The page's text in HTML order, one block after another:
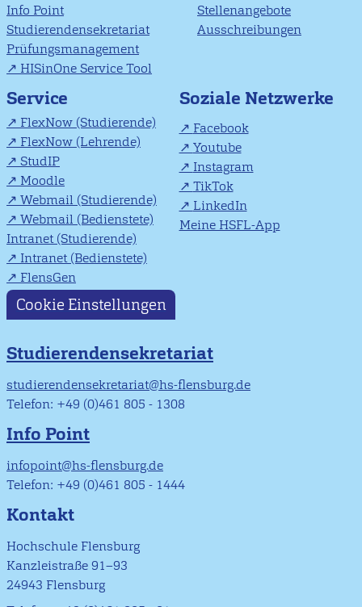
Info Point
Studierendensekretariat
Prüfungsmanagement
HISinOne Service Tool
Stellenangebote
Ausschreibungen
Service
FlexNow (Studierende)
FlexNow (Lehrende)
StudIP
Moodle
Webmail (Studierende)
Webmail (Bedienstete)
Intranet (Studierende)
Intranet (Bedienstete)
FlensGen
Soziale Netzwerke
Facebook
Youtube
Instagram
TikTok
LinkedIn
Meine HSFL-App
Cookie Einstellungen
Studierendensekretariat
studierendensekretariat@hs-flensburg.de
Telefon: +49 (0)461 805 - 1308
Info Point
infopoint@hs-flensburg.de
Telefon: +49 (0)461 805 - 1444
Kontakt
Hochschule Flensburg
Kanzleistraße 91–93
24943 Flensburg